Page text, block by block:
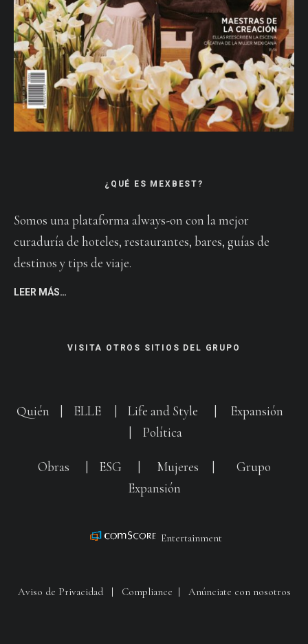
¿QUÉ ES MEXBEST?
Somos una plataforma always-on con la mejor
curaduría de hoteles, restaurantes, bares, guías de
destinos y tips de viaje.
LEER MÁS…
VISITA OTROS SITIOS DEL GRUPO
Quién ELLE Life and Style
Expansión
Política
Obras ESG Mujeres
Grupo
Expansión
Entertainment
Aviso de Privacidad| Compliance Anúnciate con nosotros